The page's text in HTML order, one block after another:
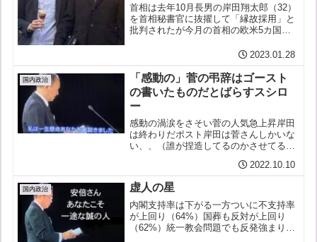
首相は去年10月長男の岸田翔太郎（32）
を首相秘書官に抜擢して「縁故採用」と
批判されたが今月の首相の欧米5カ国歴
車を使いパリやロンドンで名所巡りの
じた。パリ、ロンドンの...
2023.01.28
国内政治
「感動の」菅の弔辞はゴースト
の書いたものだとばらすスシロ
ー
感動の渦涙をさそい菅の人気急上昇岸田
は終わりだポスト岸田は菅さんしかいな
い、、（誰が捏造してるのかさせてるの
たスシローこと田崎史郎：あれはゴース
トライターが書いたんですよとバラす田
崎史郎テレビによく出てき...
2022.10.10
国内政治 虚人の星
内閣支持率は下がる一方ついに不支持率
が上回り（64%）国葬も反対が上回り
（62%）統一教会問題でも反発強まり